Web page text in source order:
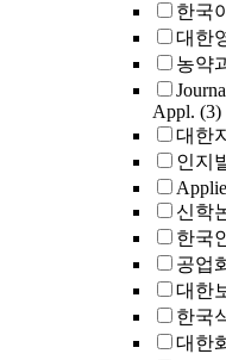
한국
대한
농약
Appl. (3)
대한
인지
신학
한국
공업
대한
한국
대한